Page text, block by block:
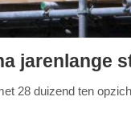
jarenlange
28 duizend ten